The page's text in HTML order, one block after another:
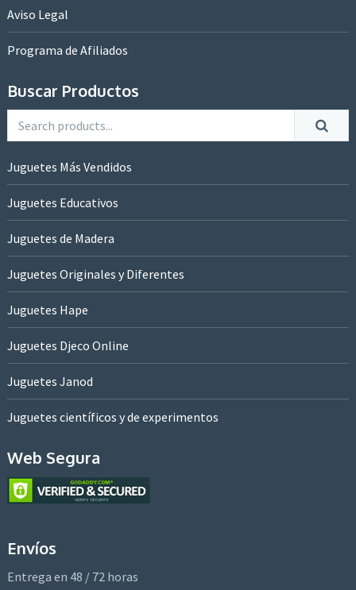
Aviso Legal
Programa de Afiliados
Buscar Productos
Juguetes Más Vendidos
Juguetes Educativos
Juguetes de Madera
Juguetes Originales y Diferentes
Juguetes Hape
Juguetes Djeco Online
Juguetes Janod
Juguetes científicos y de experimentos
Web Segura
Envíos
Entrega en 48 / 72 horas